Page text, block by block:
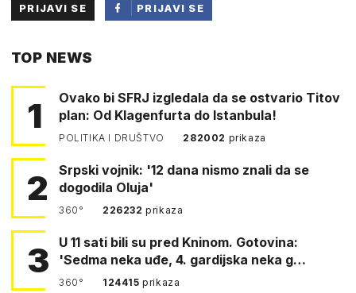
PRIJAVI SE
PRIJAVI SE
TOP NEWS
1
Ovako bi SFRJ izgledala da se ostvario Titov
plan: Od Klagenfurta do Istanbula!
POLITIKA I DRUŠTVO 282002 prikaza
2
Srpski vojnik: '12 dana nismo znali da se
dogodila Oluja'
360° 226232prikaza
3
U 11 sati bili su pred Kninom. Gotovina:
'Sedma neka uđe, 4. gardijska neka g…
360° 124415prikaza